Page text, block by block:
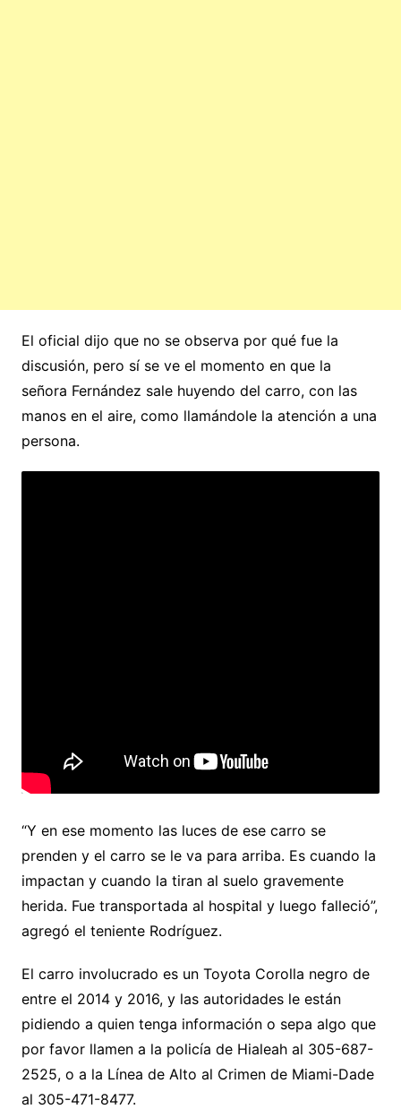
El oficial dijo que no se observa por qué fue la
discusión, pero sí se ve el momento en que la
señora Fernández sale huyendo del carro, con las
manos en el aire, como llamándole la atención a una
persona.
“Y en ese momento las luces de ese carro se
prenden y el carro se le va para arriba. Es cuando la
impactan y cuando la tiran al suelo gravemente
herida. Fue transportada al hospital y luego falleció”,
agregó el teniente Rodríguez.
El carro involucrado es un Toyota Corolla negro de
entre el 2014 y 2016, y las autoridades le están
pidiendo a quien tenga información o sepa algo que
por favor llamen a la policía de Hialeah al 305-687-
2525, o a la Línea de Alto al Crimen de Miami-Dade
al 305-471-8477.